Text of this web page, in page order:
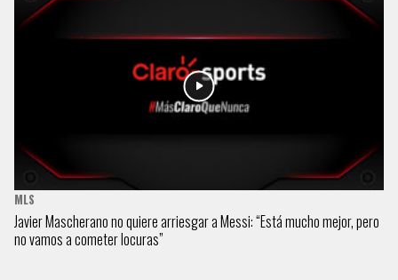
MLS
Javier Mascherano no quiere arriesgar a Messi: “Está mucho mejor, pero
no vamos a cometer locuras”